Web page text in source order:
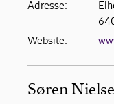
Adresse:
Website:
Søren